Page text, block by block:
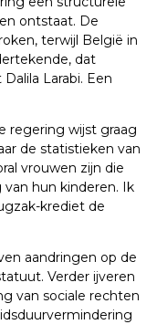
ontstaat. De
terwijl België in
dat
Larabi. Een
regering wijst graag
de statistieken van
vrouwen zijn die
hun kinderen. Ik
krediet de
aandringen op de
Verder ijveren
van sociale rechten